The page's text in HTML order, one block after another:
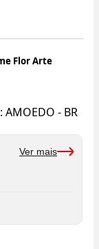
Flor Arte
AMOEDO - BR
Ver mais